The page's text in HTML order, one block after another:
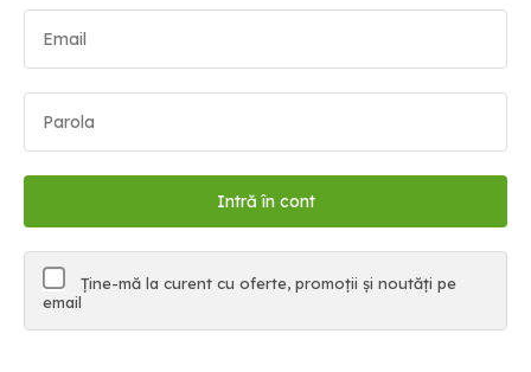
Ține-mă la curent cu oferte, promoții și noutăți pe
email